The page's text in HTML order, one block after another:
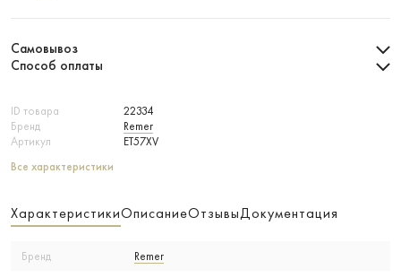
ID товара
22334
Бренд
Remer
Артикул
ET57XV
Все характеристики
Самовывоз
Способ оплаты
ХарактеристикиОписаниеОтзывыДокументация
Бренд Remer